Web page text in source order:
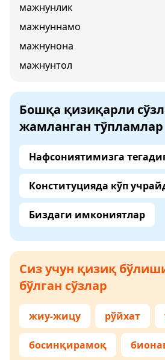
мажнунлик
мажнуннамо
мажнунона
мажнунтол
Бошқа қизиқарли
жамланган тўпламлар
Нафсониятимизга
Конституцияда кўп
Биздаги имкониятлар
Сиз учун қизиқ
бўлган сўзлар
жиу-жицу рўйхат
босинқирамоқ